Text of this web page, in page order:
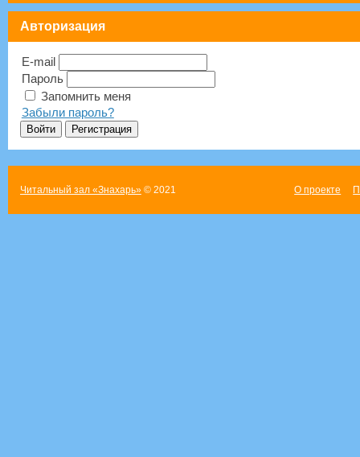
Авторизация
E-mail
Пароль
Запомнить меня
Забыли пароль?
Читальный зал «Знахарь»© 2021 О проекте